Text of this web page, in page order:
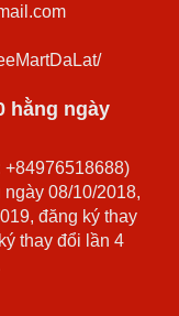
hằng ngày
08/10/2018,
đăng ký thay
thay đổi lần 4